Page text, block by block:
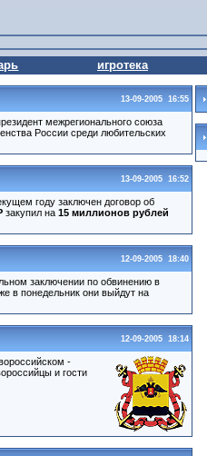
игротека
13-09-2005 16:55
межрегионального союза
России среди любительских
13-09-2005 16:52
году заключен договор об
закупил на 15 миллионов рублей
12-09-2005 18:40
заключении по обвинению в
в понедельник они выйдут на
12-09-2005 18:14
-
и гости